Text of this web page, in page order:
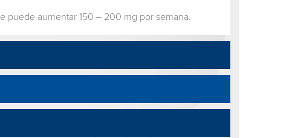
puede aumentar 150 – 200 mg por semana.